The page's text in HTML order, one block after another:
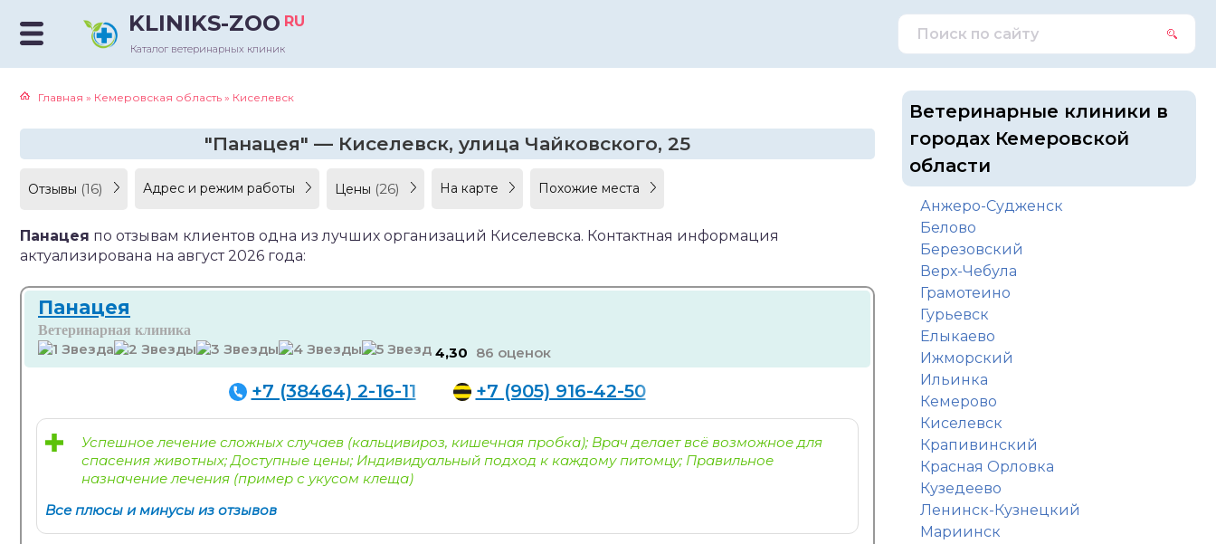
KLINIKS-ZOO RU
Каталог ветеринарных клиник
Главная » Кемеровская область » Киселевск
"Панацея" — Киселевск, улица Чайковского, 25
Отзывы (16) Адрес и режим работы Цены (26) На карте Похожие места
Панацея по отзывам клиентов одна из лучших организаций Киселевска. Контактная информация
актуализирована на август 2026 года:
Панацея
Ветеринарная клиника
4,30 86 оценок
+7 (38464) 2-16-11 +7 (905) 916-42-50
Успешное лечение сложных случаев (кальцивироз, кишечная пробка); Врач делает всё возможное для
спасения животных; Доступные цены; Индивидуальный подход к каждому питомцу; Правильное
назначение лечения (пример с укусом клеща)
Все плюсы и минусы из отзывов
Ветеринарные клиники в
городах Кемеровской
области
Анжеро-Судженск
Белово
Березовский
Верх-Чебула
Грамотеино
Гурьевск
Елыкаево
Ижморский
Ильинка
Кемерово
Киселевск
Крапивинский
Красная Орловка
Кузедеево
Ленинск-Кузнецкий
Мариинск